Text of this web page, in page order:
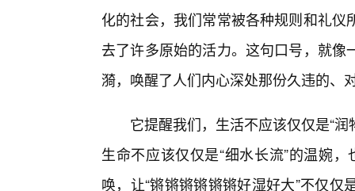
化的社会，我们常常被各种规则和礼
去了许多原始的活力。这句口号，就
漪，唤醒了人们内心深处那份久违的、
它提醒我们，生活不应该仅仅是“
生命不应该仅仅是“细水长流”的温婉
唤，让“锵锵锵锵锵锵好湿好大”不仅